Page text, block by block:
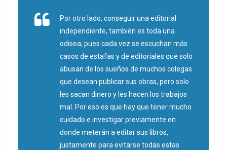
Por otro lado, conseguir una editorial
independiente, también es toda una
odisea; pues cada vez se escuchan más
casos de estafas y de editoriales que solo
abusan de los sueños de muchos colegas
que desean publicar sus obras, pero solo
les sacan dinero y les hacen los trabajos
mal. Por eso es que hay que tener mucho
cuidado e investigar previamente en
donde meterán a editar sus libros,
justamente para evitarse todas estas